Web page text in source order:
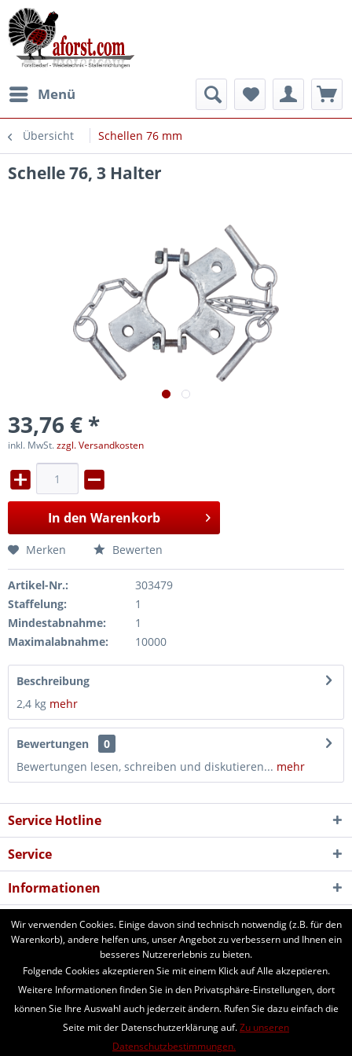
Menü
Übersicht Schellen 76 mm
Schelle 76, 3 Halter
33,76 € *
inkl. MwSt.zzgl. Versandkosten
In den Warenkorb
Merken Bewerten
Artikel-Nr.:
303479
Staffelung:
1
Mindestabnahme:
1
Maximalabnahme:
10000
Beschreibung
2,4 kg mehr
Bewertungen
0
Bewertungen lesen, schreiben und diskutieren... mehr
Service Hotline
Service
Informationen
Newsletter
aforst.com - Ihr Fachhändler für Patura Weide- und Stalltechnik,
Weidezäune, Euronetze, electra Weidezaungeräte. 24 Stunden online
bestellen. Beratung vom Fachmann per Telefon und Email. Kaufen Sie
Weidezaungeräte, Zaunpfähle, Heuraufen, Panels, Fressgitter,
Tränkebecken, Windschutznetze, Schafhorden, Schafnetze...
Wir verwenden Cookies. Einige davon sind technisch notwendig (z.B. für den
Warenkorb), andere helfen uns, unser Angebot zu verbessern und Ihnen ein
besseres Nutzererlebnis zu bieten.
Folgende Cookies akzeptieren Sie mit einem Klick auf Alle akzeptieren.
Weitere Informationen finden Sie in den Privatsphäre-Einstellungen, dort
können Sie Ihre Auswahl auch jederzeit ändern. Rufen Sie dazu einfach die
Seite mit der Datenschutzerklärung auf.Zu unseren
Datenschutzbestimmungen.